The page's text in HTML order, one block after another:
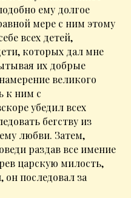
ему долгое
мере с ним этому
всех детей,
которых дал мне
их добрые
великого
к ним с
убедил всех
бегству из
любви. Затем,
раздав все имение
царскую милость,
он последовал за